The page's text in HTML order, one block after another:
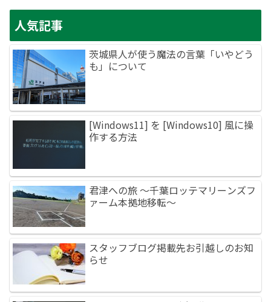
人気記事
茨城県人が使う魔法の言葉「いやどう
も」について
[Windows11] を [Windows10] 風に操
作する方法
君津への旅 ～千葉ロッテマリーンズフ
ァーム本拠地移転～
スタッフブログ掲載先お引越しのお知
らせ